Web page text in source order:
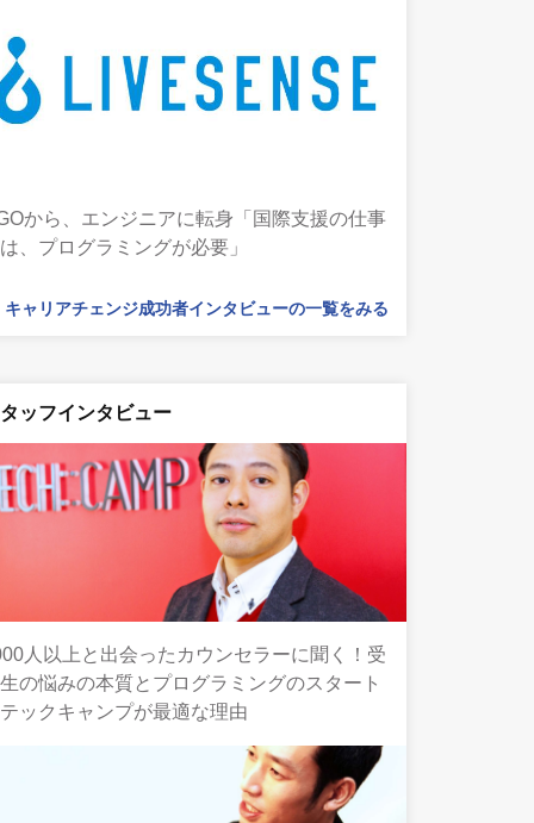
から、エンジニアに転身「国際支援の仕事
、プログラミングが必要」
キャリアチェンジ成功者インタビューの一覧をみる
ッフインタビュー
人以上と出会ったカウンセラーに聞く！受
の悩みの本質とプログラミングのスタート
ックキャンプが最適な理由